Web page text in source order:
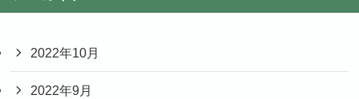
2022年10月
2022年9月